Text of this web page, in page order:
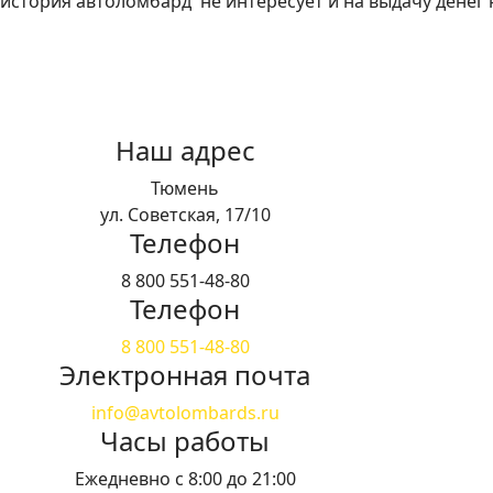
Наш адрес
Тюмень
ул. Советская, 17/10
Телефон
8 800 551-48-80
Телефон
8 800 551-48-80
Электронная почта
info@avtolombards.ru
Часы работы
Ежедневно с 8:00 до 21:00